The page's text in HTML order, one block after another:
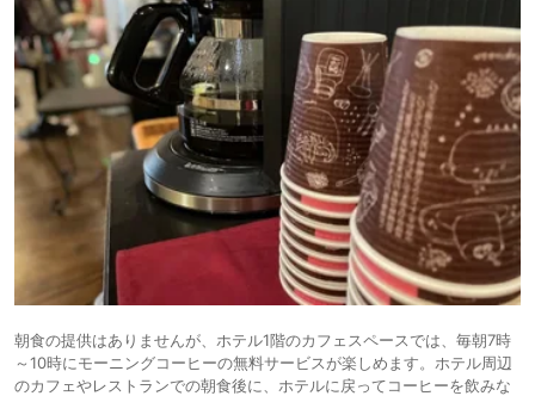
朝食の提供はありませんが、ホテル1階のカフェスペースでは、毎朝7時
～10時にモーニングコーヒーの無料サービスが楽しめます。ホテル周辺
のカフェやレストランでの朝食後に、ホテルに戻ってコーヒーを飲みな